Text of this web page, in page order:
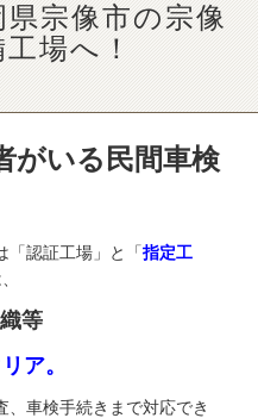
宗像市の宗像
場へ！
がいる民間車検
「認証工場」と「指定工
等
ア。
、車検手続きまで対応でき